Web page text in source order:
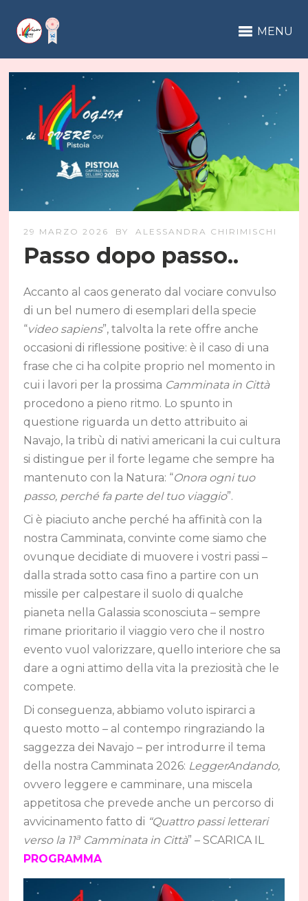
MENU
29 MARZO 2026 BY ALESSANDRA CHIRIMISCHI
Passo dopo passo..
Accanto al caos generato dal vociare convulso
di un bel numero di esemplari della specie
“video sapiens”, talvolta la rete offre anche
occasioni di riflessione positive: è il caso di una
frase che ci ha colpite proprio nel momento in
cui i lavori per la prossima Camminata in Città
procedono a pieno ritmo. Lo spunto in
questione riguarda un detto attribuito ai
Navajo, la tribù di nativi americani la cui cultura
si distingue per il forte legame che sempre ha
mantenuto con la Natura: “Onora ogni tuo
passo, perché fa parte del tuo viaggio”.
Ci è piaciuto anche perché ha affinità con la
nostra Camminata, convinte come siamo che
ovunque decidiate di muovere i vostri passi –
dalla strada sotto casa fino a partire con un
missile per calpestare il suolo di qualche
pianeta nella Galassia sconosciuta – sempre
rimane prioritario il viaggio vero che il nostro
evento vuol valorizzare, quello interiore che sa
dare a ogni attimo della vita la preziosità che le
compete.
Di conseguenza, abbiamo voluto ispirarci a
questo motto – al contempo ringraziando la
saggezza dei Navajo – per introdurre il tema
della nostra Camminata 2026: LeggerAndando,
ovvero leggere e camminare, una miscela
appetitosa che prevede anche un percorso di
avvicinamento fatto di “Quattro passi letterari
verso la 11a Camminata in Città” – SCARICA IL
PROGRAMMA